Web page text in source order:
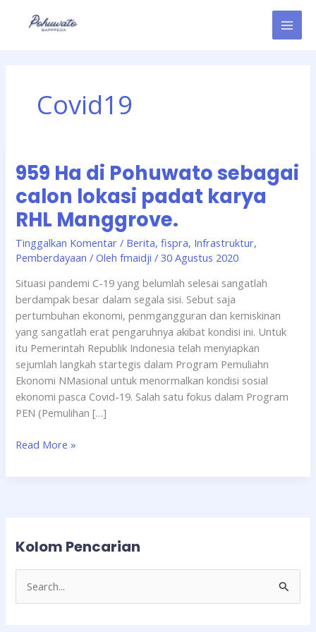
Covid19
959 Ha di Pohuwato sebagai
calon lokasi padat karya
RHL Manggrove.
Tinggalkan Komentar / Berita,fispra, Infrastruktur,
Pemberdayaan / Olehfmaidji/30 Agustus 2020
Situasi pandemi C-19 yang belumlah selesai sangatlah
berdampak besar dalam segala sisi. Sebut saja
pertumbuhan ekonomi, penmgangguran dan kemiskinan
yang sangatlah erat pengaruhnya akibat kondisi ini. Untuk
itu Pemerintah Republik Indonesia telah menyiapkan
sejumlah langkah startegis dalam Program Pemuliahn
Ekonomi NMasional untuk menormalkan kondisi sosial
ekonomi pasca Covid-19. Salah satu fokus dalam Program
PEN (Pemulihan […]
Ha
Pohuwato
sebagai
lokasi
karya
RHL
Manggrove.
Read More »
Kolom Pencarian